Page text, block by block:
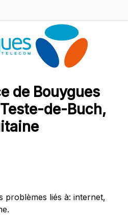
de Bouygues
de-Buch,
problèmes liés à: internet,